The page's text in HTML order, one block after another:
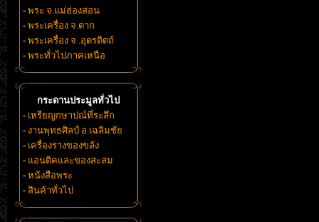
- พระ จ.แม่ฮ่องสอน
- พระเครื่อง จ.ตาก
- พระเครื่อง จ .อุตรดิตถ์
- พระทั่วไปภาคเหนือ
กระดานประมูลทั่วไป
- เหรียญกษาปณ์ที่ระลึก
- งานพุทธศิลป์ อ.เฉลิมชัย
- เครื่องรางของขลัง
- แอนติคและของสะสม
- หนังสือพระ
- สินค้าทั่วไป